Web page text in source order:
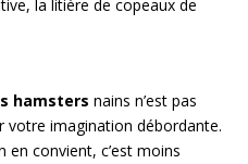
la litière de copeaux de
hamsters nains n’est pas
votre imagination débordante.
en convient, c’est moins